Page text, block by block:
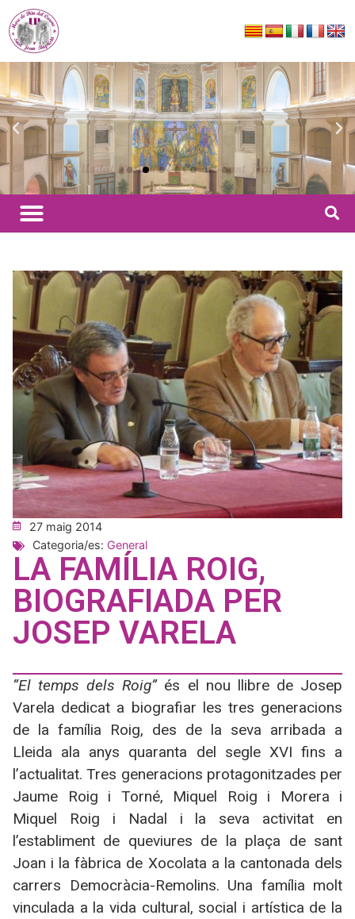
27 maig 2014
Categoria/es: General
LA FAMÍLIA ROIG,
BIOGRAFIADA PER
JOSEP VARELA
“El temps dels Roig”és el nou llibre de Josep
Varela dedicat a biografiar les tres generacions
de la família Roig, des de la seva arribada a
Lleida ala anys quaranta del segle XVI fins a
l’actualitat. Tres generacions protagonitzades per
Jaume Roig i Torné, Miquel Roig i Morera i
Miquel Roig i Nadal i la seva activitat en
l’establiment de queviures de la plaça de sant
Joan i la fàbrica de Xocolata a la cantonada dels
carrers Democràcia-Remolins. Una família molt
vinculada a la vida cultural, social i artística de la